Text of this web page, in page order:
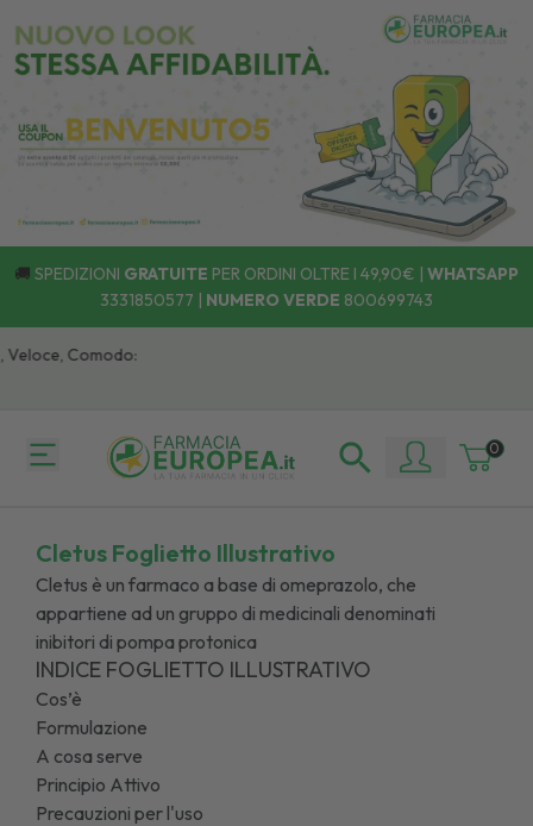
🚚 SPEDIZIONI GRATUITE PER ORDINI OLTRE I 49,90€ | WHATSAPP
3331850577 | NUMERO VERDE 800699743
Comodo:
0
Cletus Foglietto Illustrativo
Cletus è un farmaco a base di omeprazolo, che
appartiene ad un gruppo di medicinali denominati
inibitori di pompa protonica
INDICE FOGLIETTO ILLUSTRATIVO
Cos’è
Formulazione
A cosa serve
Principio Attivo
Precauzioni per l'uso